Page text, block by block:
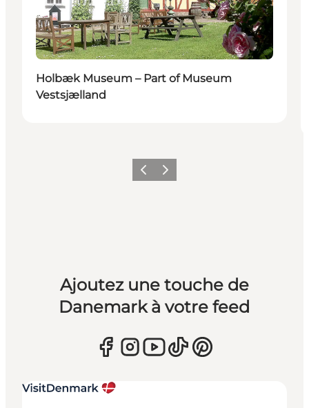
Holbæk Museum – Part of Museum
Vestsjælland
PrécédentSuivant
Ajoutez une touche de
Danemark à votre feed